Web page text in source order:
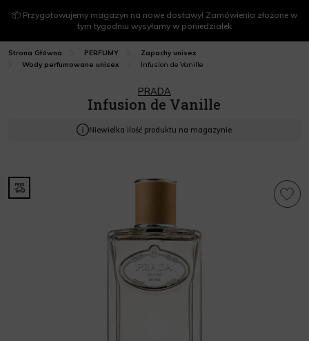
📦 Przygotowujemy magazyn na nowe dostawy! Zamówienia złożone w
tym tygodniu wysyłamy w poniedziałek
Strona Główna PERFUMY
Zapachy unisex
Wody perfumowane unisex
Infusion de Vanille
PRADA
Infusion de Vanille
Niewielka ilość produktu na magazynie